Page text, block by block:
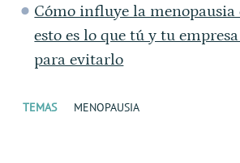
Cómo influye la menopausia
esto es lo que tú y tu
para evitarlo
TEMAS MENOPAUSIA